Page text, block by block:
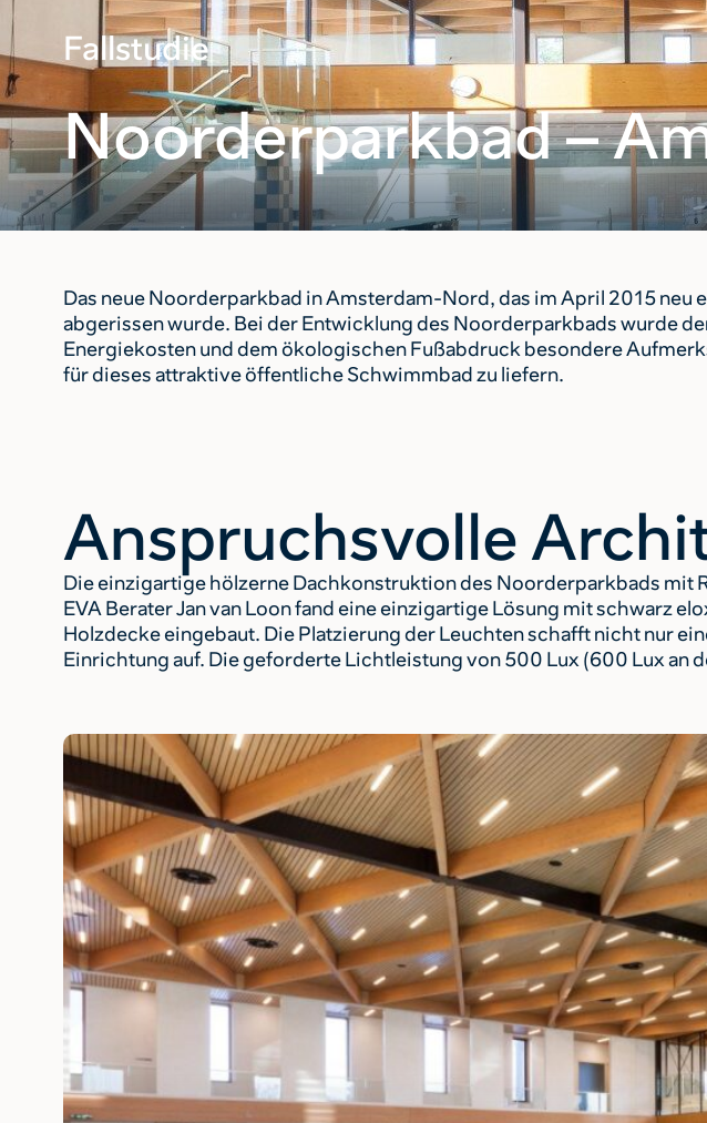
Fallstudie
Noorderparkbad –
Das neue Noorderparkbad in Amsterdam-Nord, das im April 2015
abgerissen wurde. Bei der Entwicklung des Noorderparkbads wurde
Energiekosten und dem ökologischen Fußabdruck besondere
für dieses attraktive öffentliche Schwimmbad zu liefern.
Anspruchsvolle
Die einzigartige hölzerne Dachkonstruktion des Noorderparkbads mit
EVA Berater Jan van Loon fand eine einzigartige Lösung mit schwarz
Holzdecke eingebaut. Die Platzierung der Leuchten schafft nicht nur
Einrichtung auf. Die geforderte Lichtleistung von 500 Lux (600 Lux an